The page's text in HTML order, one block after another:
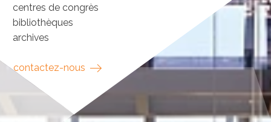
centres de congrès
bibliothèques
archives
contactez-nous